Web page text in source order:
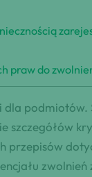
praw do
dla
szczegółów
zwolnień